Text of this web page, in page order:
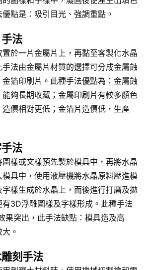
點是：吸引目光、強調重點。
法
於一片金屬片上，再黏至客製化水晶
法由金屬片材質的選擇可分成金屬蝕
箔印刷片。此種手法優點為：金屬蝕
夠長期收藏；金屬印刷片有較多顏色
價相對更低；金箔片造價低，生產
法
樣或文樣預先製於模具中，再將水晶
具中，使用液壓機將水晶原料壓進模
樣生成於水晶上，而後進行打磨及拋
3D浮雕圖樣及字樣形成。此種手法
果突出，此手法缺點：模具造及高
。
刻手法